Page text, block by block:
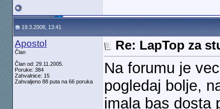
19.3.2008, 13:41
Apostol
Član
Član od: 29.11.2005.
Poruke: 384
Zahvalnice: 15
Zahvaljeno 88 puta na 66 poruka
Re: LapTop za
Na forumu je
pogledaj bolje,
imala bas dosta